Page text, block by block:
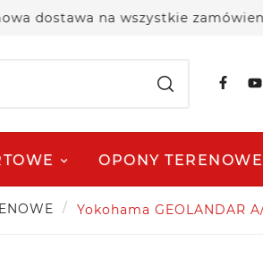
na wszystkie zamówienia
OPONY TERENOWE
Yokohama GEOLANDAR A/